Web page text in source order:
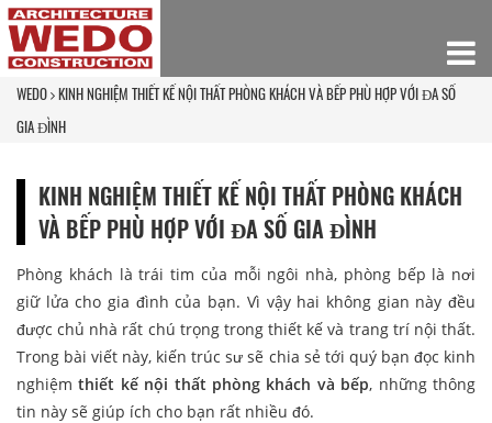
WEDO KINH NGHIỆM THIẾT KẾ NỘI THẤT PHÒNG KHÁCH VÀ BẾP PHÙ HỢP VỚI ĐA SỐ
GIA ĐÌNH
KINH NGHIỆM THIẾT KẾ NỘI THẤT PHÒNG KHÁCH
VÀ BẾP PHÙ HỢP VỚI ĐA SỐ GIA ĐÌNH
Phòng khách là trái tim của mỗi ngôi nhà, phòng bếp là nơi
giữ lửa cho gia đình của bạn. Vì vậy hai không gian này đều
được chủ nhà rất chú trọng trong thiết kế và trang trí nội thất.
Trong bài viết này, kiến trúc sư sẽ chia sẻ tới quý bạn đọc kinh
nghiệmthiết kế nội thất phòng khách và bếp, những thông
tin này sẽ giúp ích cho bạn rất nhiều đó.